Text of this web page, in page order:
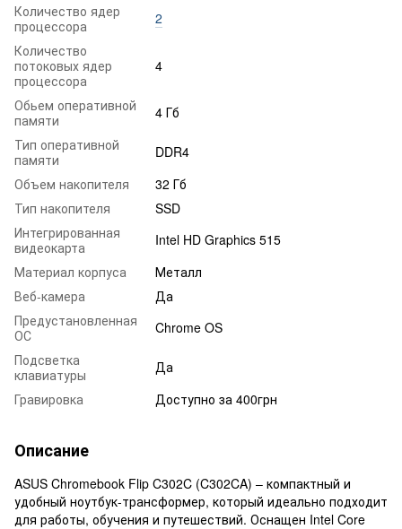
Количество ядер
процессора
2
Количество
потоковых ядер
процессора
4
Обьем оперативной
памяти
4 Гб
Тип оперативной
памяти
DDR4
Объем накопителя
32 Гб
Тип накопителя
SSD
Интегрированная
видеокарта
Intel HD Graphics 515
Материал корпуса
Металл
Веб-камера
Да
Предустановленная
ОС
Chrome OS
Подсветка
клавиатуры
Да
Гравировка
Доступно за 400грн
Описание
ASUS Chromebook Flip C302C (C302CA) – компактный и
удобный ноутбук-трансформер, который идеально подходит
для работы, обучения и путешествий. Оснащен Intel Core